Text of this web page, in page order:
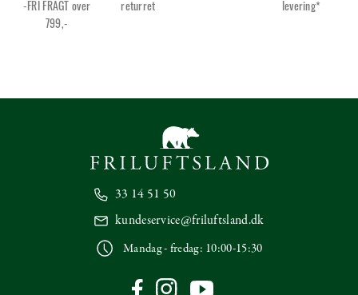
-FRI FRAGT over
799,-
returret
levering*
33 14 51 50
kundeservice@friluftsland.dk
Mandag - fredag: 10:00-15:30